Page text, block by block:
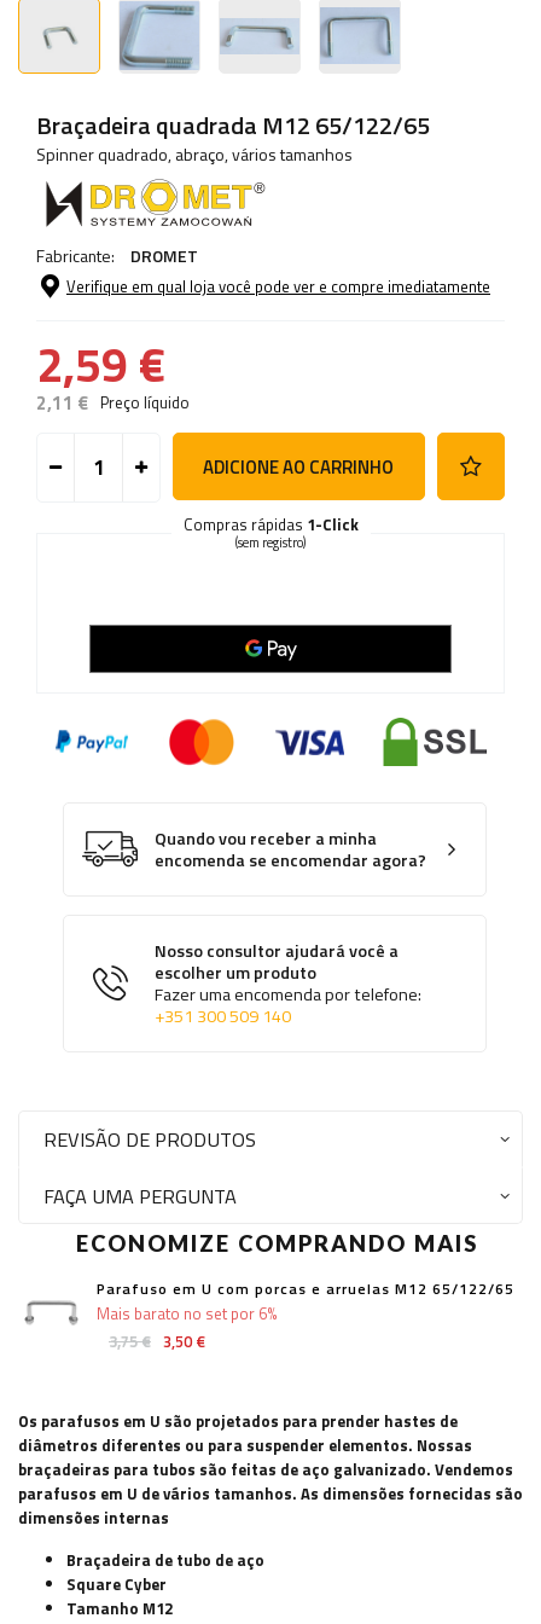
Braçadeira quadrada M12 65/122/65
Spinner quadrado, abraço, vários tamanhos
Fabricante: DROMET
Verifique em qual loja você pode ver e compre imediatamente
2,59 €
2,11 € Preço líquido
ADICIONE AO CARRINHO
Compras rápidas 1-Click
(sem registro)
Quando vou receber a minha
encomenda se encomendar agora?
Nosso consultor ajudará você a
escolher um produto
Fazer uma encomenda por telefone:
+351 300 509 140
REVISÃO DE PRODUTOS
FAÇA UMA PERGUNTA
ECONOMIZE COMPRANDO MAIS
Parafuso em U com porcas e arruelas M12 65/122/65
3,75 € 3,50 €
Mais barato no set por 6%
Os parafusos em U são projetados para prender hastes de
diâmetros diferentes ou para suspender elementos. Nossas
braçadeiras para tubos são feitas de aço galvanizado. Vendemos
parafusos em U de vários tamanhos. As dimensões fornecidas são
dimensões internas
Braçadeira de tubo de aço
Square Cyber
Tamanho M12